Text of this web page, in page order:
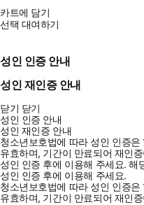
카트에 담기
선택 대여하기
성인 인증 안내
성인 재인증 안내
닫기 닫기
성인 인증 안내
성인 재인증 안내
청소년보호법에 따라 성인 인증은
유효하며, 기간이 만료되어 재인
성인 인증 후에 이용해 주세요.해
성인 인증 후에 이용해 주세요.
청소년보호법에 따라 성인 인증은
유효하며, 기간이 만료되어 재인